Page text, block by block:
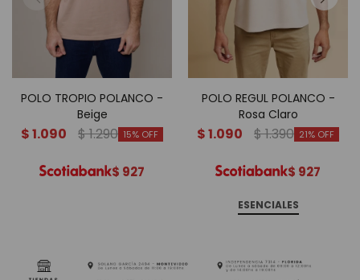
POLO TROPIO POLANCO -
Beige
$1.090 $1.290 15
$ 927
POLO REGUL POLANCO -
Rosa Claro
$1.090 $1.390 21
$ 927
ESENCIALES